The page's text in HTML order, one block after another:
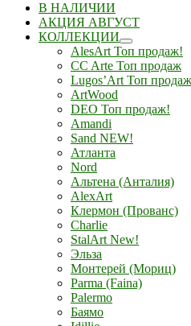
В НАЛИЧИИ
АКЦИЯ АВГУСТ
КОЛЛЕКЦИИ
AlesArt Топ продаж!
CC Arte Топ продаж
Lugos’Art Топ продаж
ArtWood
DEO Топ продаж!
Amandi
Sand NEW!
Атланта
Nord
Альтена (Анталия)
AlexArt
Клермон (Прованс)
Charlie
StalArt New!
Эльза
Монтерей (Мориц)
Parma (Faina)
Palermo
Баямо